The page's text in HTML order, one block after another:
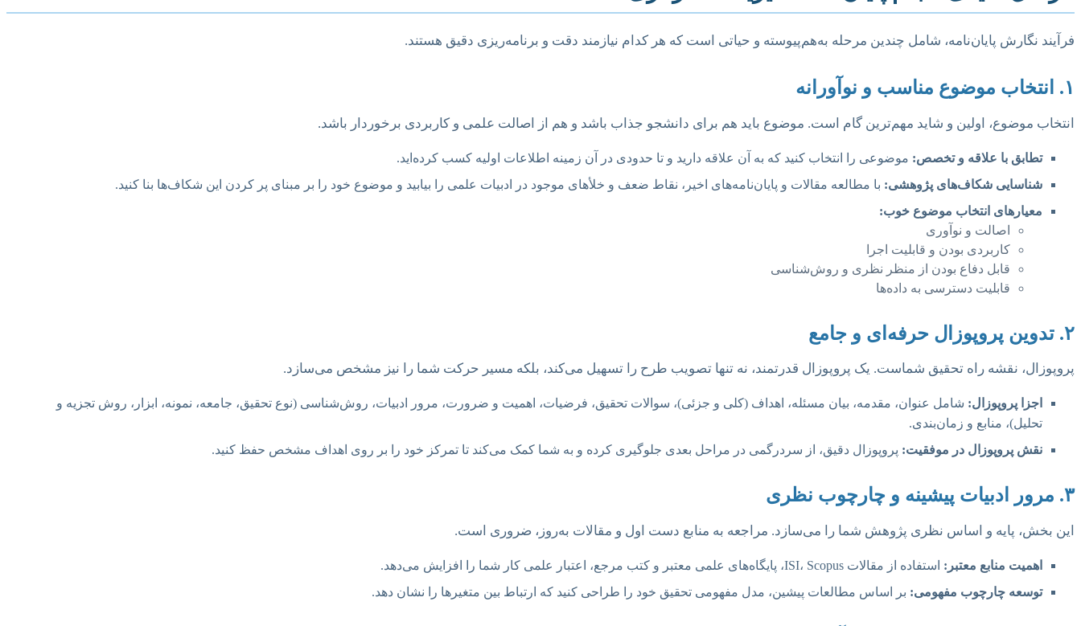
فرآیند نگارش پایان‌نامه، شامل چندین مرحله به‌هم‌پیوسته و حیاتی است که هر کدام نیازمند دقت و برنامه‌ریزی دقیق هستند.
۱. انتخاب موضوع مناسب و نوآورانه
انتخاب موضوع، اولین و شاید مهم‌ترین گام است. موضوع باید هم برای دانشجو جذاب باشد و هم از اصالت علمی و کاربردی برخوردار باشد.
تطابق با علاقه و تخصص: موضوعی را انتخاب کنید که به آن علاقه دارید و تا حدودی در آن زمینه اطلاعات اولیه کسب کرده‌اید.
شناسایی شکاف‌های پژوهشی: با مطالعه مقالات و پایان‌نامه‌های اخیر، نقاط ضعف و خلأهای موجود در ادبیات علمی را بیابید و موضوع خود را بر مبنای پر کردن این شکاف‌ها بنا کنید.
معیارهای انتخاب موضوع خوب:
اصالت و نوآوری
کاربردی بودن و قابلیت اجرا
قابل دفاع بودن از منظر نظری و روش‌شناسی
قابلیت دسترسی به داده‌ها
۲. تدوین پروپوزال حرفه‌ای و جامع
پروپوزال، نقشه راه تحقیق شماست. یک پروپوزال قدرتمند، نه تنها تصویب طرح را تسهیل می‌کند، بلکه مسیر حرکت شما را نیز مشخص می‌سازد.
اجزا پروپوزال: شامل عنوان، مقدمه، بیان مسئله، اهداف (کلی و جزئی)، سوالات تحقیق، فرضیات، اهمیت و ضرورت، مرور ادبیات، روش‌شناسی (نوع تحقیق، جامعه، نمونه، ابزار، روش تجزیه و
تحلیل)، منابع و زمان‌بندی.
نقش پروپوزال در موفقیت: پروپوزال دقیق، از سردرگمی در مراحل بعدی جلوگیری کرده و به شما کمک می‌کند تا تمرکز خود را بر روی اهداف مشخص حفظ کنید.
۳. مرور ادبیات پیشینه و چارچوب نظری
این بخش، پایه و اساس نظری پژوهش شما را می‌سازد. مراجعه به منابع دست اول و مقالات به‌روز، ضروری است.
اهمیت منابع معتبر: استفاده از مقالات ISI، Scopus، پایگاه‌های علمی معتبر و کتب مرجع، اعتبار علمی کار شما را افزایش می‌دهد.
توسعه چارچوب مفهومی: بر اساس مطالعات پیشین، مدل مفهومی تحقیق خود را طراحی کنید که ارتباط بین متغیرها را نشان دهد.